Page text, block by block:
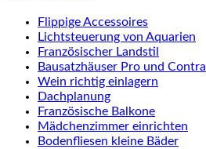
Flippige Accessoires
Lichtsteuerung von Aquarien
Französischer Landstil
Bausatzhäuser Pro und Contra
Wein richtig einlagern
Dachplanung
Französische Balkone
Mädchenzimmer einrichten
Bodenfliesen kleine Bäder